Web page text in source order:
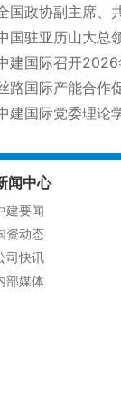
国政协副主席、
国驻亚历山大总
建国际召开
路国际产能合作
建国际党委理论
闻中心
建要闻
资动态
司快讯
部媒体